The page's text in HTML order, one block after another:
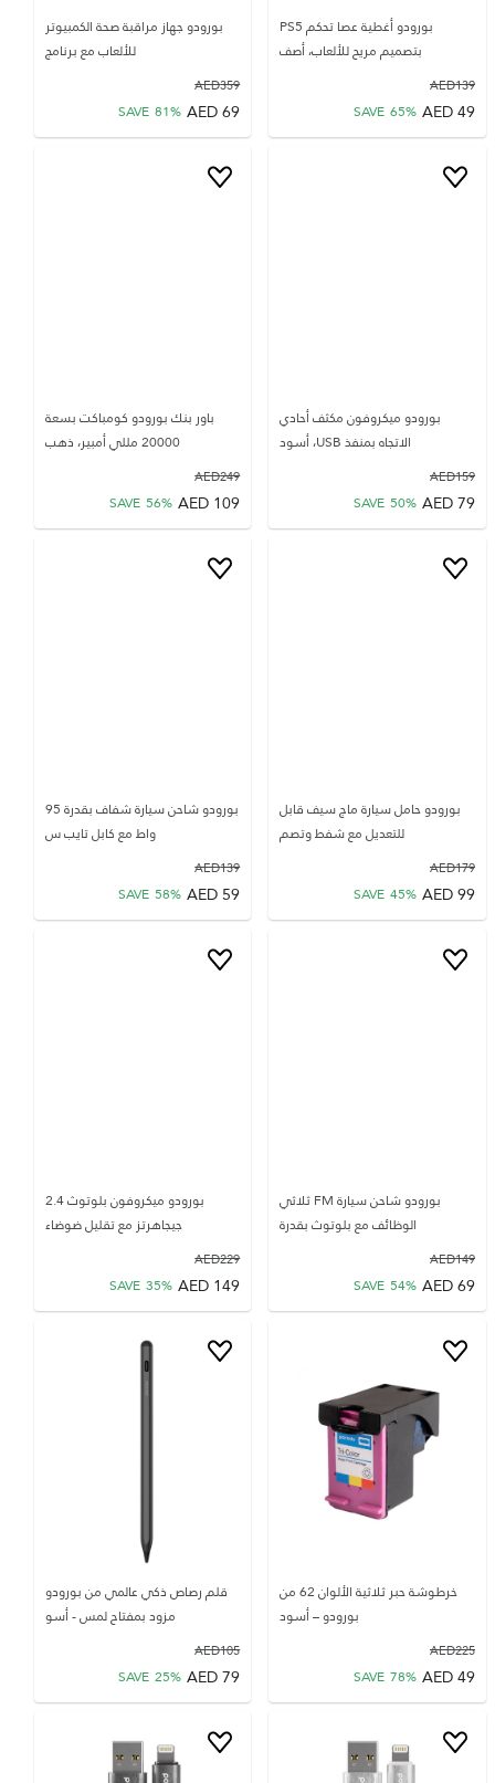
بورودو أغطية عصا تحكم PS5
بتصميم مريح للألعاب، أصف
139
AED
49
AED
SAVE 65%
بورودو جهاز مراقبة صحة الكمبيوتر
للألعاب مع برنامج
359
AED
69
AED
SAVE 81%
بورودو ميكروفون مكثف أحادي
الاتجاه بمنفذ USB، أسود
159
AED
79
AED
SAVE 50%
باور بنك بورودو كومباكت بسعة
20000 مللي أمبير، ذهب
249
AED
109
AED
SAVE 56%
بورودو حامل سيارة ماج سيف قابل
للتعديل مع شفط وتصم
179
AED
99
AED
SAVE 45%
بورودو شاحن سيارة شفاف بقدرة 95
واط مع كابل تايب س
139
AED
59
AED
SAVE 58%
بورودو شاحن سيارة FM ثلاثي
الوظائف مع بلوتوث بقدرة
149
AED
69
AED
SAVE 54%
بورودو ميكروفون بلوتوث 2.4
جيجاهرتز مع تقليل ضوضاء
229
AED
149
AED
SAVE 35%
خرطوشة حبر ثلاثية الألوان 62 من
بورودو – أسود
225
AED
49
AED
SAVE 78%
قلم رصاص ذكي عالمي من بورودو
مزود بمفتاح لمس - أسو
105
AED
79
AED
SAVE 25%